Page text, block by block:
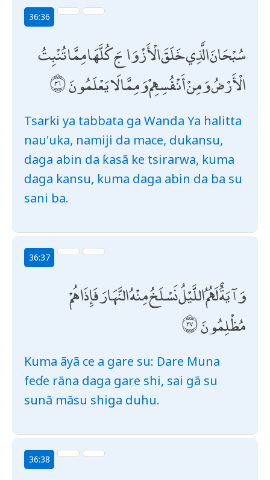
36:36
سُبْحَانَ الَّذِي خَلَقَ الْأَزْوَاجَ كُلَّهَا مِمَّا تُنْبِتُ
الْأَرْضُ وَمِنْ أَنْفُسِهِمْ وَمِمَّا لَا يَعْلَمُونَ
Tsarki ya tabbata ga Wanda Ya halitta
nau'uka, namiji da mace, dukansu,
daga abin da ƙasã ke tsirarwa, kuma
daga kansu, kuma daga abin da ba su
sani ba.
36:37
وَآيَةٌ لَهُمُ اللَّيْلُ نَسْلَخُ مِنْهُ النَّهَارَ فَإِذَا هُمْ
مُظْلِمُونَ
Kuma ãyã ce a gare su: Dare Muna
feɗe rãna daga gare shi, sai gã su
sunã mãsu shiga duhu.
36:38